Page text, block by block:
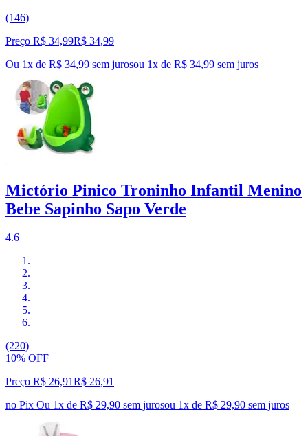
(146)
Preço R$ 34,99R$ 34,99
Ou 1x de R$ 34,99 sem jurosou 1x de R$ 34,99 sem juros
Mictório Pinico Troninho Infantil Menino
Bebe Sapinho Sapo Verde
4.6
(220)
10% OFF
Preço R$ 26,91R$ 26,91
no Pix Ou 1x de R$ 29,90 sem jurosou 1x de R$ 29,90 sem juros